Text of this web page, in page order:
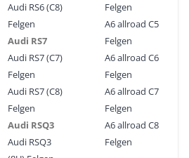
Audi RS6 (C8)
Felgen
Audi RS7
Audi RS7 (C7)
Felgen
Audi RS7 (C8)
Felgen
Audi RSQ3
Audi RSQ3
Felgen
A6 allroad C5
Felgen
A6 allroad C6
Felgen
A6 allroad C7
Felgen
A6 allroad C8
Felgen